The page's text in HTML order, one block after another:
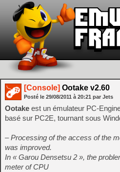
[Console] Ootake v2.60
Posté le 29/08/2011 à 20:21 par Jets
Ootake est un émulateur PC-
basé sur PC2E, tournant sous
– Processing of the access of the
was improved.
In « Garou Densetsu 2 », the
meter of CPU